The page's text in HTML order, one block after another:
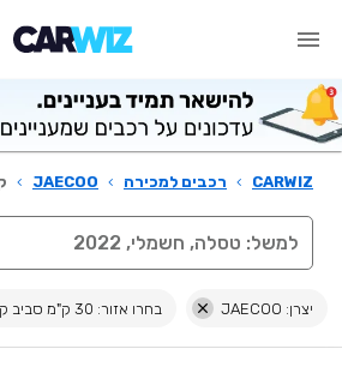
CARWIZ
› רכבים למכירה ›
JAECOO
›
יצרן: JAECOO בחרו אזור: 30 ק"מ סביב קרית מלאכי